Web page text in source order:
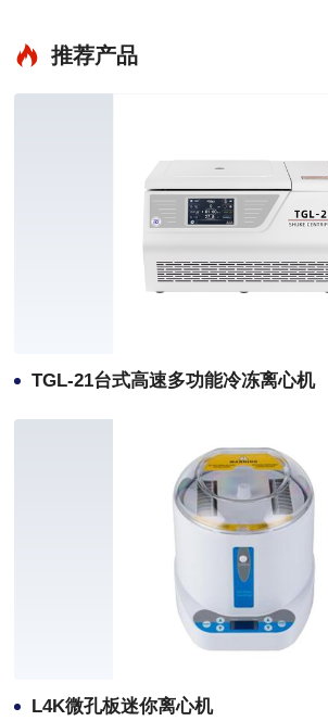
推荐产品
TGL-21台式高速多功能冷冻离心机
L4K微孔板迷你离心机